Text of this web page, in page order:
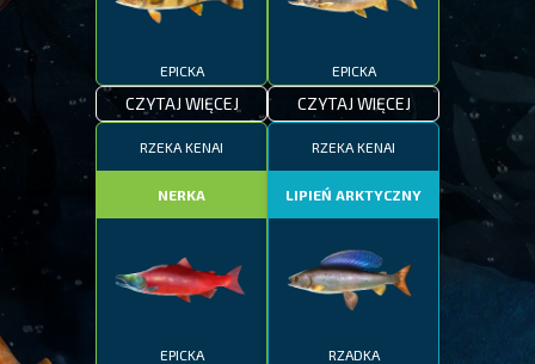
EPICKA
CZYTAJ WIĘCEJ
EPICKA
CZYTAJ WIĘCEJ
RZEKA KENAI
NERKA
EPICKA
RZEKA KENAI
LIPIEŃ ARKTYCZNY
RZADKA